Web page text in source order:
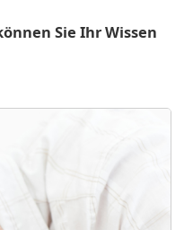
Sie Ihr Wissen